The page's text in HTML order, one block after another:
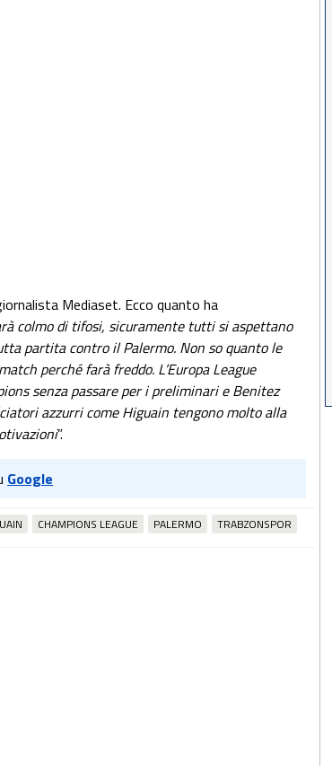
Mediaset. Ecco quanto ha
colmo di tifosi, sicuramente tutti si aspettano
partita contro il Palermo. Non so quanto le
perché farà freddo. L’Europa League
senza passare per i preliminari e Benitez
azzurri come Higuain tengono molto alla
”.
Google
CHAMPIONS LEAGUE PALERMO TRABZONSPOR